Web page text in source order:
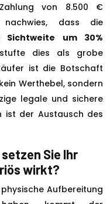
von 8.500 €
dass die
Sichtweite um 30%
dies als grobe
ist die Botschaft
Werthebel, sondern
legale und sichere
ist der Austausch des
Sie Ihr
wirkt?
Aufbereitung